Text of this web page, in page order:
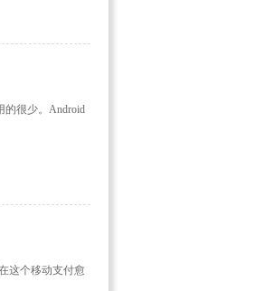
的很少。Android
这个移动支付愈